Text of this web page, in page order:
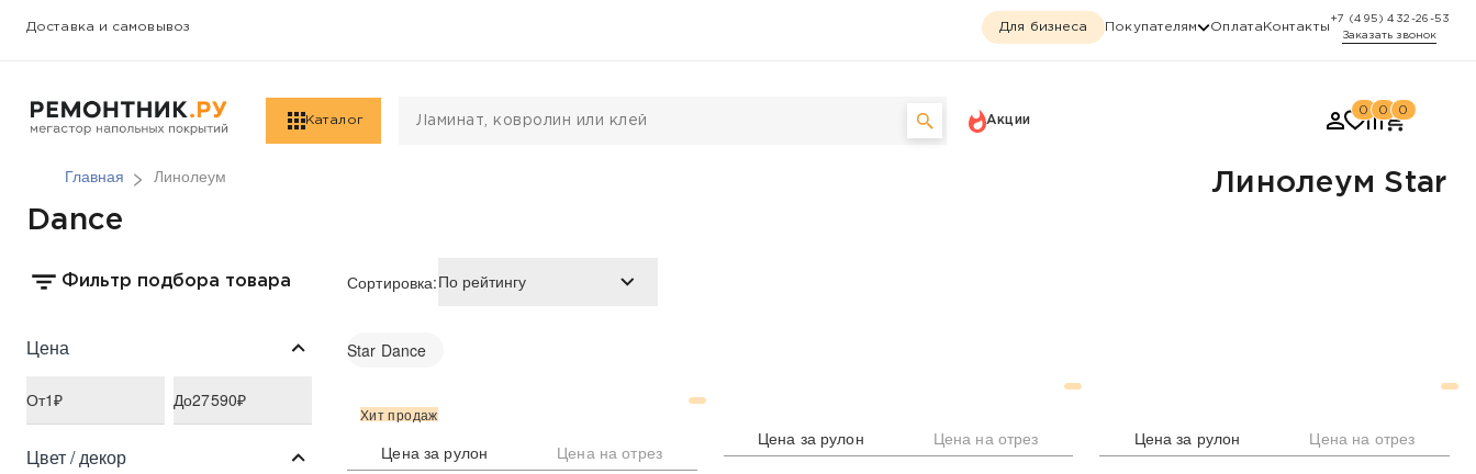
Доставка и самовывоз Для бизнеса Покупателям Оплата Контакты
+7 (495) 432-26-53
Заказать звонок
Каталог Акции
0 0 0
Главная Линолеум
Линолеум Star
Dance
Фильтр подбора товара
Цена
От1₽ До27590₽
Цвет / декор
Сортировка:
Star Dance
Хит продаж
Цена за рулон Цена на отрез
Цена за рулон Цена на отрез Цена за рулон Цена на отрез